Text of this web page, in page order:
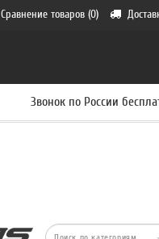
Сравнение товаров (0)
Звонок по России